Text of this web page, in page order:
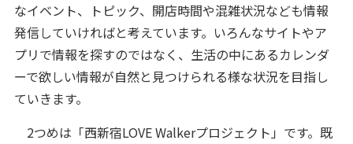
なイベント、トピック、開店時間や混雑状況なども情報
発信していければと考えています。いろんなサイトやア
プリで情報を探すのではなく、生活の中にあるカレンダ
ーで欲しい情報が自然と見つけられる様な状況を目指し
ていきます。
2つめは「西新宿LOVE Walkerプロジェクト」です。既